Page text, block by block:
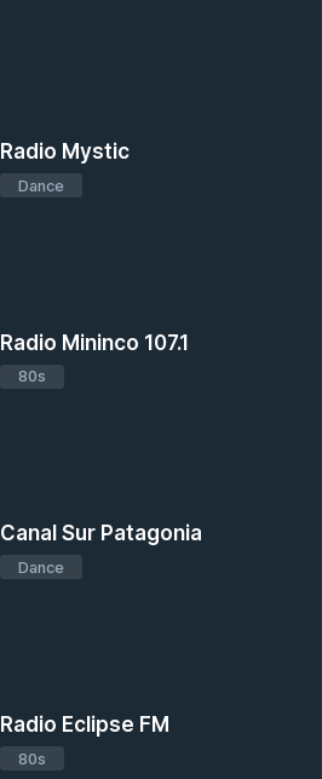
Radio Mystic
Dance
Radio Mininco 107.1
80s
Canal Sur Patagonia
Dance
Radio Eclipse FM
80s